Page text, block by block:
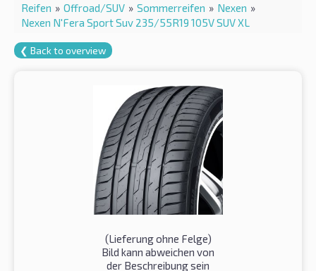
Reifen » Offroad/SUV » Sommerreifen » Nexen »
Nexen N'Fera Sport Suv 235/55R19 105V SUV XL
❮ Back to overview
(Lieferung ohne Felge)
Bild kann abweichen von
der Beschreibung sein